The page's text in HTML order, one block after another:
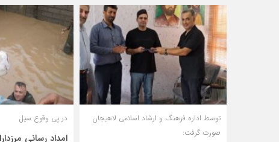
توسط اداره فرهنگ و ارشاد اسلامی لاهیجان
صورت گرفت:
در پی وقوع سیل
امداد رسانی